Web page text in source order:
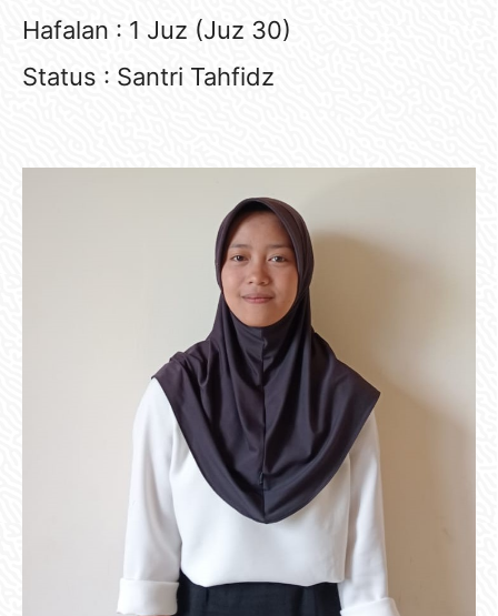
Hafalan : 1 Juz (Juz 30)
Status : Santri Tahfidz